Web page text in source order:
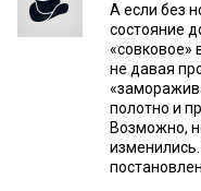
А если без
состояние
«совковое»
не давая
полотно и
Возможно,